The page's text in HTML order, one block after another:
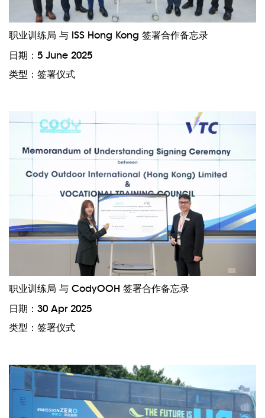
职业训练局 与 ISS Hong Kong 签署合作备忘录
日期：5 June 2025
类型：签署仪式
职业训练局 与 CodyOOH 签署合作备忘录
日期：30 Apr 2025
类型：签署仪式